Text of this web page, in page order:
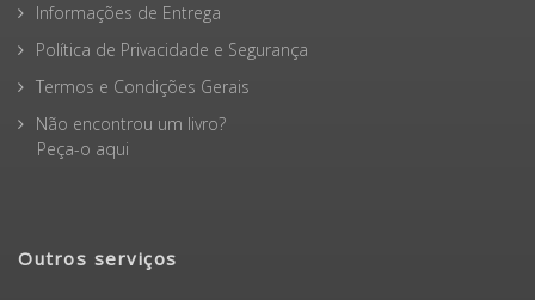
Informações de Entrega
Política de Privacidade e Segurança
Termos e Condições Gerais
Não encontrou um livro?
Peça-o aqui
Outros serviços